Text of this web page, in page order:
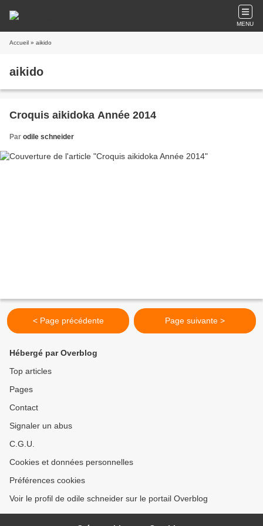
MENU
Accueil » aikido
aikido
Croquis aikidoka Année 2014
Par odile schneider
< Page précédente Page suivante >
Hébergé par Overblog
Top articles
Pages
Contact
Signaler un abus
C.G.U.
Cookies et données personnelles
Préférences cookies
Voir le profil de odile schneider sur le portail Overblog